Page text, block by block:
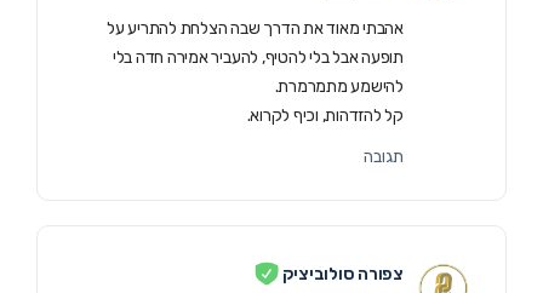
אהבתי מאוד את הדרך שבה הצלחת להתריע על
תופעה אבל בלי להטיף, להעביר אמירה חדה בלי
להישמע מתמרמרת.
קל להזדהות, וכיף לקרוא.
תגובה
צפורה סולוביציק